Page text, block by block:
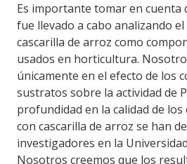
Es importante tomar en cuenta
fue llevado a cabo analizando
cascarilla de arroz como
usados en horticultura.
únicamente en el efecto de los
sustratos sobre la actividad de
profundidad en la calidad de los
con cascarilla de arroz se han
investigadores en la
Nosotros creemos que los